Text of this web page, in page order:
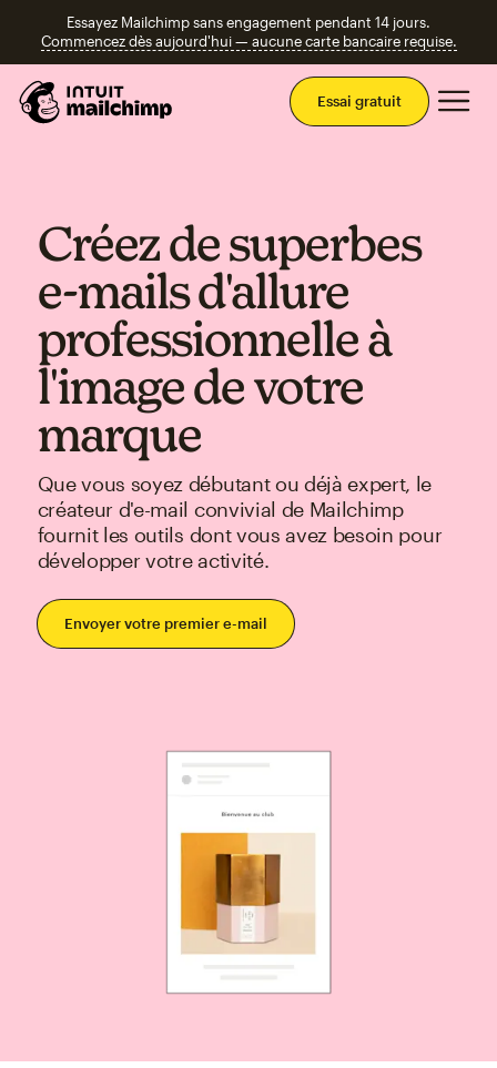
Essayez Mailchimp sans engagement pendant 14 jours.
Commencez dès aujourd'hui — aucune carte bancaire requise.
Essai gratuit
Créez de superbes
e-mails d'allure
professionnelle à
l'image de votre
marque
Que vous soyez débutant ou déjà expert, le
créateur d'e-mail convivial de Mailchimp
fournit les outils dont vous avez besoin pour
développer votre activité.
Envoyer votre premier e-mail